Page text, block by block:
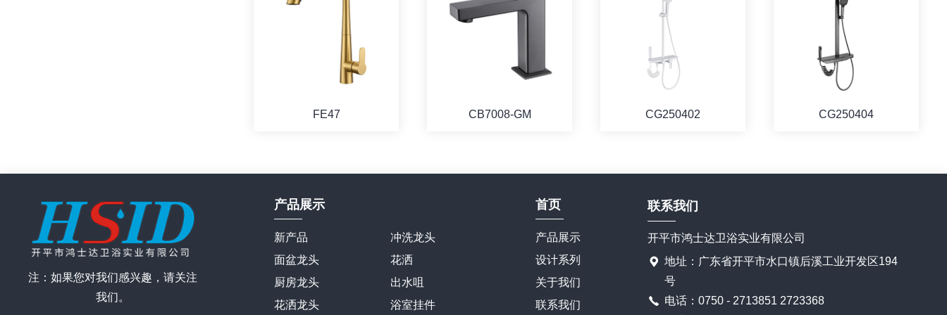
FE47 CB7008-GM CG250402 CG250404
注：如果您对我们感兴趣，请关注
我们。
产品展示
新产品
面盆龙头
厨房龙头
花洒龙头
冲洗龙头
花洒
出水咀
浴室挂件
首页
产品展示
设计系列
关于我们
联系我们
联系我们
开平市鸿士达卫浴实业有限公司
地址：广东省开平市水口镇后溪工业开发区194
号
电话：0750 - 2713851 2723368